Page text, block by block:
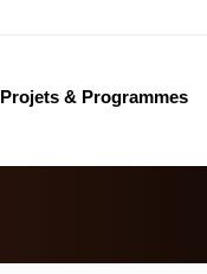
Projets & Programmes